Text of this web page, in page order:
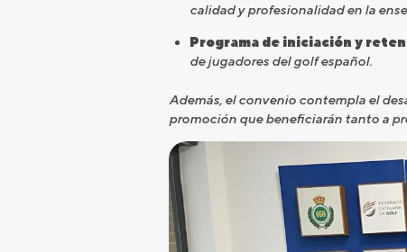
calidad y profesionalidad en la
Programa de iniciación y
de jugadores del golf español.
Además, el convenio contempla el
promoción que beneficiarán tanto a